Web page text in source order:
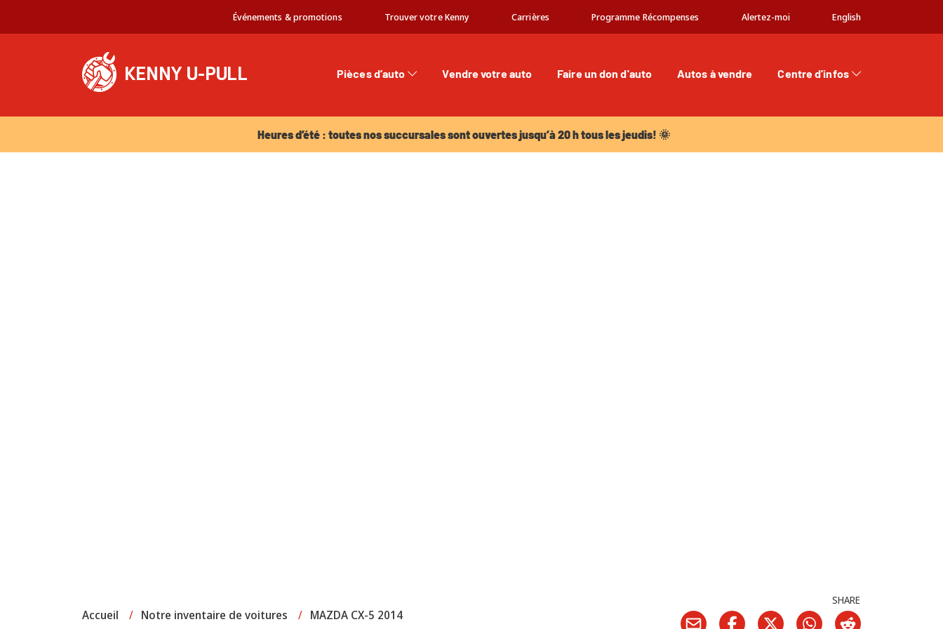
Événements & promotions Trouver votre Kenny Carrières Programme Récompenses Alertez-moi English
Pièces d’auto Vendre votre auto Faire un don d'auto Autos à vendre
Centre d’infos
Heures d’été : toutes nos succursales sont ouvertes jusqu’à 20 h tous les jeudis! 🌞
Accueil / Notre inventaire de voitures / MAZDA CX-5 2014
SHARE